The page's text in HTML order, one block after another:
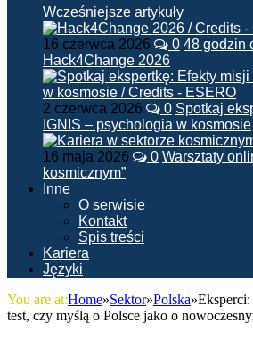
Wcześniejsze artykuły
16 czerwca 2026 0 48 godzin
Hack4Change 2026
2 czerwca 2026 0 Spotkaj
IGNIS – psychologia w kosmosie
16 maja 2026 0 Warsztaty
kosmicznym”
Inne
O serwisie
Kontakt
Spis treści
Kariera
Języki
You are at:Home»Sektor»Polska»
test, czy myślą o Polsce jako o